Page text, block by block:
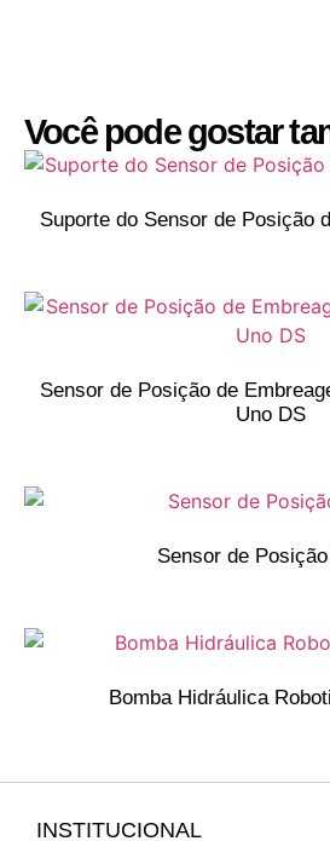
Você pode gostar
Suporte do Sensor de Posição
Sensor de Posição de
Uno DS
Sensor de
Bomba Hidráulica
INSTITUCIONAL